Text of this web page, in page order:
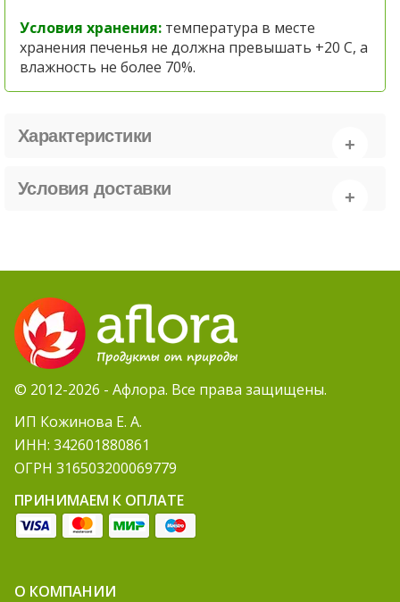
Условия хранения: температура в месте
хранения печенья не должна превышать +20 С, а
влажность не более 70%.
Характеристики
Условия доставки
© 2012-2026 - Афлора. Все права защищены.
ИП Кожинова Е. А.
ИНН: 342601880861
ОГРН 316503200069779
ПРИНИМАЕМ К ОПЛАТЕ
О КОМПАНИИ